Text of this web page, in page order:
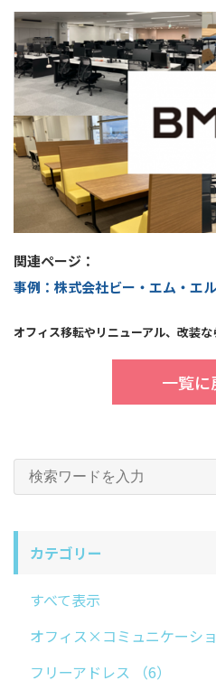
関連ページ：
事例：株式会社ビー・エム・エ
オフィス移転やリニューアル、改装
一覧に
カテゴリー
すべて表示
オフィス×コミュニケーシ
フリーアドレス
（6）